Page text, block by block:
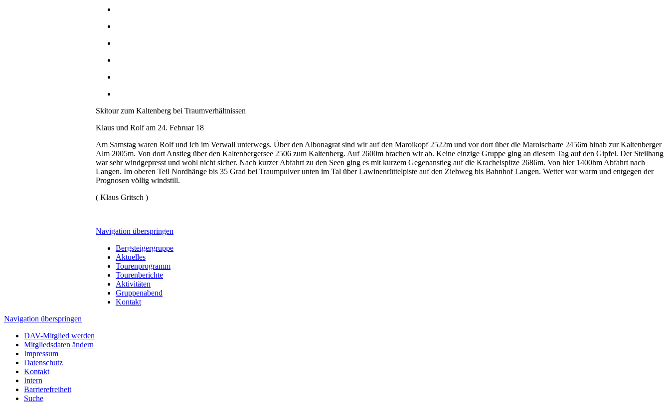
Skitour zum Kaltenberg bei Traumverhältnissen
Klaus und Rolf am 24. Februar 18
Am Samstag waren Rolf und ich im Verwall unterwegs. Über den Albonagrat sind wir auf den Maroikopf 2522m und vor dort über die Maroischarte 2456m hinab zur Kaltenberger
Alm 2005m. Von dort Anstieg über den Kaltenbergersee 2506 zum Kaltenberg. Auf 2600m brachen wir ab. Keine einzige Gruppe ging an diesem Tag auf den Gipfel. Der Steilhang
war sehr windgepresst und wohl nicht sicher. Nach kurzer Abfahrt zu den Seen ging es mit kurzem Gegenanstieg auf die Krachelspitze 2686m. Von hier 1400hm Abfahrt nach
Langen. Im oberen Teil Nordhänge bis 35 Grad bei Traumpulver unten im Tal über Lawinenrüttelpiste auf den Ziehweg bis Bahnhof Langen. Wetter war warm und entgegen der
Prognosen völlig windstill.
( Klaus Gritsch )
Navigation überspringen
Bergsteigergruppe
Aktuelles
Tourenprogramm
Tourenberichte
Aktivitäten
Gruppenabend
Kontakt
Navigation überspringen
DAV-Mitglied werden
Mitgliedsdaten ändern
Impressum
Datenschutz
Kontakt
Intern
Barrierefreiheit
Suche